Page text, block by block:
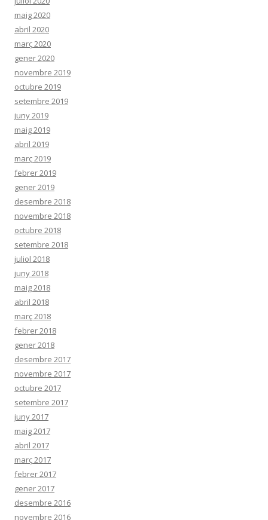
maig 2020
abril 2020
març 2020
gener 2020
novembre 2019
octubre 2019
setembre 2019
juny 2019
maig 2019
abril 2019
març 2019
febrer 2019
gener 2019
desembre 2018
novembre 2018
octubre 2018
setembre 2018
juliol 2018
juny 2018
maig 2018
abril 2018
març 2018
febrer 2018
gener 2018
desembre 2017
novembre 2017
octubre 2017
setembre 2017
juny 2017
maig 2017
abril 2017
març 2017
febrer 2017
gener 2017
desembre 2016
novembre 2016